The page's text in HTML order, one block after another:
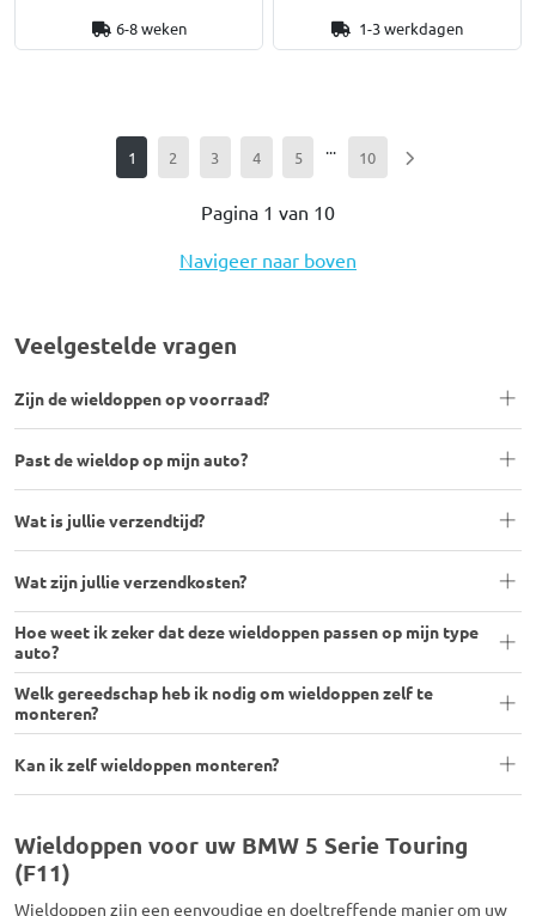
6-8 weken 1-3 werkdagen
1 2 3 4 5 ... 10
Pagina 1 van 10
Navigeer naar boven
Veelgestelde vragen
Zijn de wieldoppen op voorraad?
Past de wieldop op mijn auto?
Wat is jullie verzendtijd?
Wat zijn jullie verzendkosten?
Hoe weet ik zeker dat deze wieldoppen passen op mijn type
auto?
Welk gereedschap heb ik nodig om wieldoppen zelf te
monteren?
Kan ik zelf wieldoppen monteren?
Wieldoppen voor uw BMW 5 Serie Touring
(F11)
Wieldoppen zijn een eenvoudige en doeltreffende manier om uw